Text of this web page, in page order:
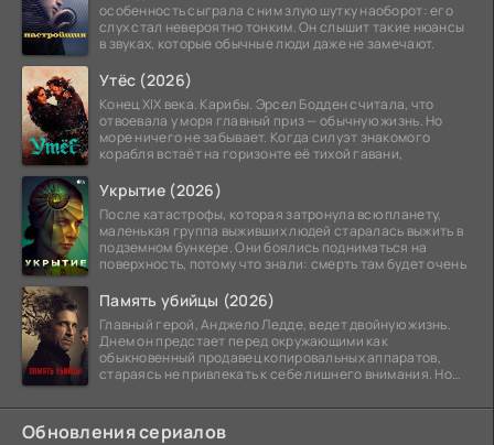
особенность сыграла с ним злую шутку наоборот: его
слух стал невероятно тонким. Он слышит такие нюансы
в звуках, которые обычные люди даже не замечают.
Утёс (2026)
Конец XIX века. Карибы. Эрсел Бодден считала, что
отвоевала у моря главный приз — обычную жизнь. Но
море ничего не забывает. Когда силуэт знакомого
корабля встаёт на горизонте её тихой гавани,
Укрытие (2026)
После катастрофы, которая затронула всю планету,
маленькая группа выживших людей старалась выжить в
подземном бункере. Они боялись подниматься на
поверхность, потому что знали: смерть там будет очень
Память убийцы (2026)
Главный герой, Анджело Ледде, ведет двойную жизнь.
Днем он предстает перед окружающими как
обыкновенный продавец копировальных аппаратов,
стараясь не привлекать к себе лишнего внимания. Но
Обновления сериалов